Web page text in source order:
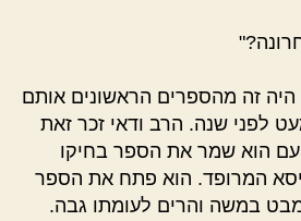
זה מהספרים הראשונים אותם
לפני שנה. הרב ודאי זכר זאת
הוא שמר את הספר בחיקו
המרופד. הוא פתח את הספר
במשה והרים לעומתו גבה.